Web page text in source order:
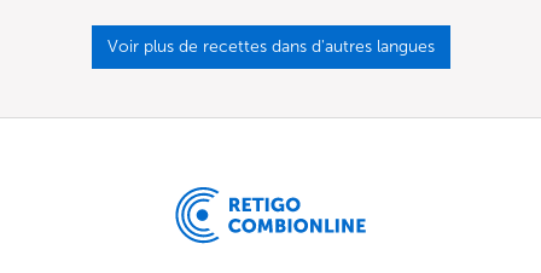
Voir plus de recettes dans d'autres langues